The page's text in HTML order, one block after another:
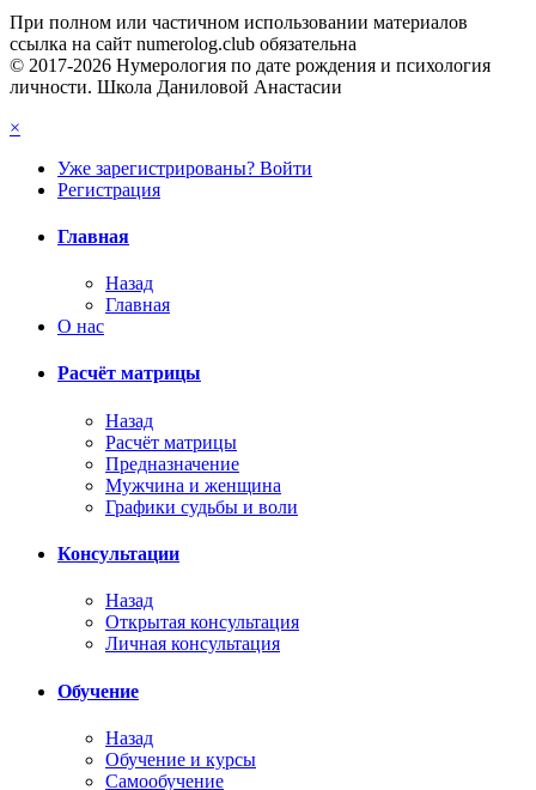
При полном или частичном использовании материалов
ссылка на сайт numerolog.club обязательна
© 2017-2026 Нумерология по дате рождения и психология
личности. Школа Даниловой Анастасии
×
Уже зарегистрированы? Войти
Регистрация
Главная
Назад
Главная
О нас
Расчёт матрицы
Назад
Расчёт матрицы
Предназначение
Мужчина и женщина
Графики судьбы и воли
Консультации
Назад
Открытая консультация
Личная консультация
Обучение
Назад
Обучение и курсы
Самообучение